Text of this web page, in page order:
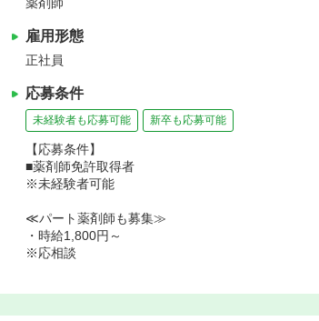
雇用形態
正社員
応募条件
未経験者も応募可能 新卒も応募可能
【応募条件】
■薬剤師免許取得者
※未経験者可能
≪パート薬剤師も募集≫
・時給1,800円～
※応相談